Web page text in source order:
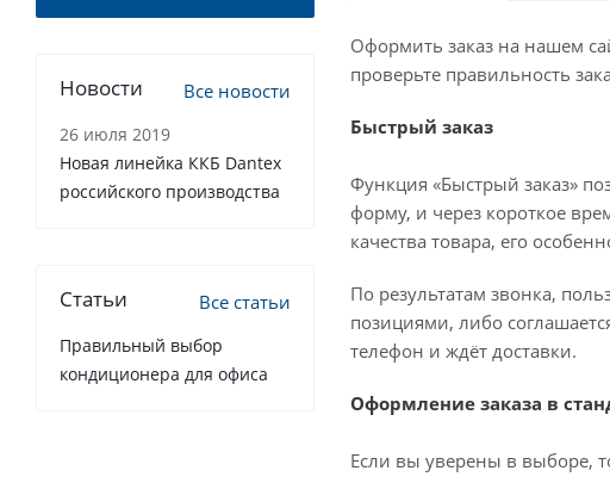
Оформить заказ на нашем
проверьте правильность
Быстрый заказ
Функция «Быстрый заказ»
форму, и через короткое
качества товара, его
По результатам звонка,
позициями, либо
телефон и ждёт доставки.
Оформление заказа в
Если вы уверены в выборе,
Новости Все новости
26 июля 2019
Новая линейка ККБ Dantex
российского производства
Статьи Все статьи
Правильный выбор
кондиционера для офиса